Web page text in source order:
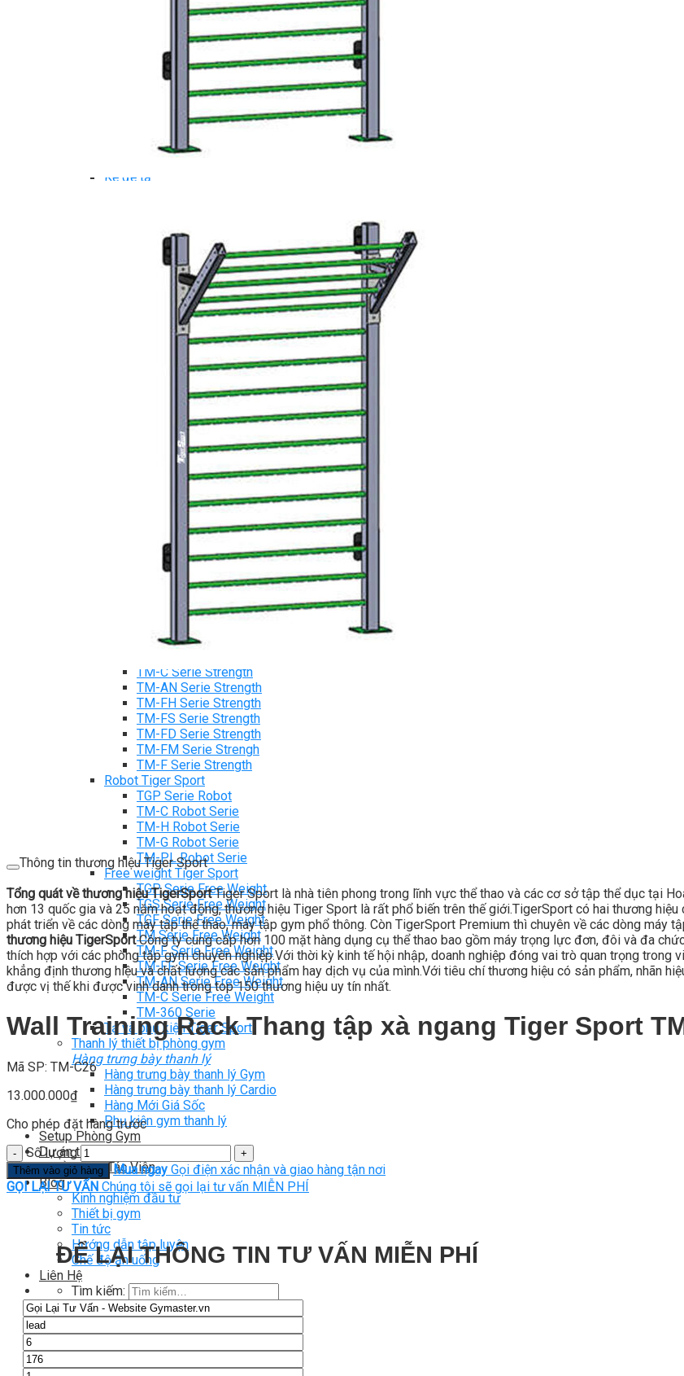
Ghế Tập Đa Năng
Khung Tập Tạ Rời
Dàn Tập Thể Lực 360
Máy tập Home Gym
Dụng Cụ Tập Gym
Giàn Tạ Đa Năng
Dụng Cụ Tập Thể Lực
Kệ để tạ
Cardio Spirit
Máy chạy bộ Spirit
Xe đạp tập Spirit
Xe đạp ngồi có tựa lưng Spirit
Máy trượt tuyết Spirit
Máy chèo thuyền Spirit
Máy tập phục hồi chức năng Spirit
Strength Spirit
SP3 Serie Strength Spirit
SP4 Serie Strength Spirit
Free weight Spirit
Cardio Tiger Sport
Máy chạy bộ Tiger Sport
Xe đạp tập Tiger Sport
Xe đạp ngồi có tựa lưng Tiger Sport
Máy trượt tuyết Tiger Sport
Máy chèo thuyền Tiger Sport
Strength Tiger Sport
TGP Serie Strength
TGP 20 Serie Strength
TGS Serie Strength
TGF Serie Strength
TM-FB Serie Strength
TM-C Serie Strength
TM-AN Serie Strength
TM-FH Serie Strength
TM-FS Serie Strength
TM-FD Serie Strength
TM-FM Serie Strengh
TM-F Serie Strength
Robot Tiger Sport
TGP Serie Robot
TM-C Robot Serie
TM-H Robot Serie
TM-G Robot Serie
TM-PL Robot Serie
Free weight Tiger Sport
TGP Serie Free Weight
TGS Serie Free Weight
TGF Serie Free Weight
TM Serie Free Weight
TM-F Serie Free Weight
TM-FF Serie Free Weight
TM-AN Serie Free Weight
TM-C Serie Free Weight
TM-360 Serie
Tạ và phụ kiện Tiger Sport
Thanh lý thiết bị phòng gym
Hàng trưng bày thanh lý
Hàng trưng bày thanh lý Gym
Hàng trưng bày thanh lý Cardio
Hàng Mới Giá Sốc
Phụ kiện gym thanh lý
Setup Phòng Gym
Dự án tiêu biểu
Tuyển Cộng Tác Viên
Blog
Kinh nghiệm đầu tư
Thiết bị gym
Tin tức
Hướng dẫn tập luyện
Chế độ ăn uống
Liên Hệ
Tìm kiếm:
0
Chưa có sản phẩm trong giỏ hàng.
Thông tin thương hiệu Tiger Sport
Tổng quát về thương hiệu TigerSportTiger Sport là nhà tiên phong trong lĩnh vực thể thao và các cơ sở tập thể dục tại
hơn 13 quốc gia và 25 năm hoạt động, thương hiệu Tiger Sport là rất phổ biến trên thế giới.TigerSport có hai thương
phát triển về các dòng máy tập thể thao, máy tập gym phổ thông. Còn TigerSport Premium thì chuyên về các dòng máy
thương hiệu TigerSportCông ty cung cấp hơn 100 mặt hàng dụng cụ thể thao bao gồm máy trọng lực đơn, đôi và đa
thích hợp với các phòng tập gym chuyên nghiệp.Với thời kỳ kinh tế hội nhập, doanh nghiệp đóng vai trò quan trọng trong
khẳng định thương hiệu và chất lượng các sản phẩm hay dịch vụ của mình.Với tiêu chí thương hiệu có sản phẩm, nhãn
được vị thế khi được vinh danh trong top 150 thương hiệu uy tín nhất.
Wall Training Rack Thang tập xà ngang Tiger Sport
Mã SP: TM-C26
13.000.000₫
Cho phép đặt hàng trước
Số lượng
Thêm vào giỏ hàng Mua ngay Gọi điện xác nhận và giao hàng tận nơi
GỌI LẠI TƯ VẤN Chúng tôi sẽ gọi lại tư vấn MIỄN PHÍ
ĐỂ LẠI THÔNG TIN TƯ VẤN MIỄN PHÍ